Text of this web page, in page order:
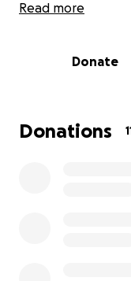
rodeado de sus
económicas de su
Read more
Donate
Donations